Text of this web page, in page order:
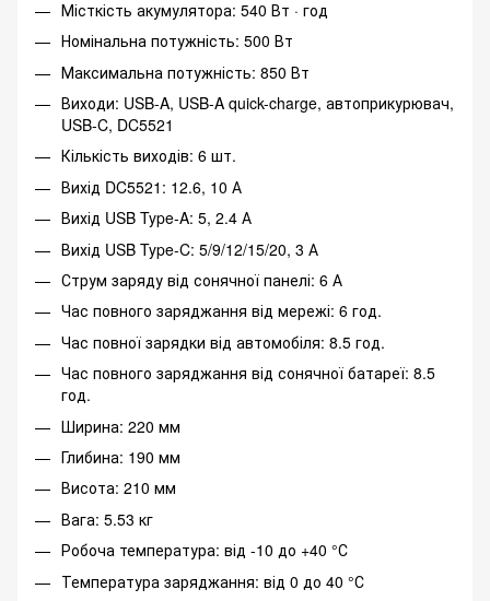
Місткість акумулятора: 540 Вт · год
Номінальна потужність: 500 Вт
Максимальна потужність: 850 Вт
Виходи: USB-A, USB-A quick-charge, автоприкурювач,
USB-C, DC5521
Кількість виходів: 6 шт.
Вихід DC5521: 12.6, 10 А
Вихід USB Type-A: 5, 2.4 А
Вихід USB Type-C: 5/9/12/15/20, 3 А
Струм заряду від сонячної панелі: 6 А
Час повного заряджання від мережі: 6 год.
Час повної зарядки від автомобіля: 8.5 год.
Час повного заряджання від сонячної батареї: 8.5
год.
Ширина: 220 мм
Глибина: 190 мм
Висота: 210 мм
Вага: 5.53 кг
Робоча температура: від -10 до +40 °С
Температура заряджання: від 0 до 40 °С